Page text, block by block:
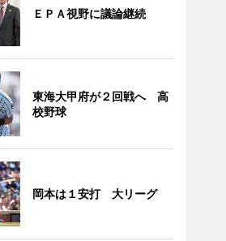
ＥＰＡ視野に議論継続
東海大甲府が２回戦へ 高
校野球
岡本は１安打 大リーグ